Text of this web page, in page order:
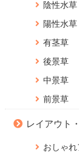
陰性水草
陽性水草
有茎草
後景草
中景草
前景草
レイアウト
おしゃ